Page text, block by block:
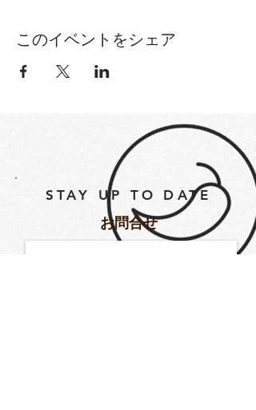
このイベントをシェア
STAY UP TO DATE
​お問合せ